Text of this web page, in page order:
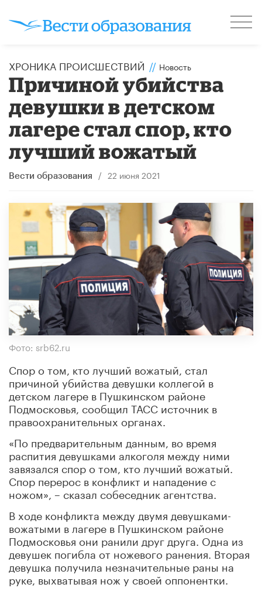
ХРОНИКА ПРОИСШЕСТВИЙ // Новость
Причиной убийства
девушки в детском
лагере стал спор, кто
лучший вожатый
Вести образования / 22 июня 2021
Фото: srb62.ru
Спор о том, кто лучший вожатый, стал
причиной убийства девушки коллегой в
детском лагере в Пушкинском районе
Подмосковья, сообщил ТАСС источник в
правоохранительных органах.
«По предварительным данным, во время
распития девушками алкоголя между ними
завязался спор о том, кто лучший вожатый.
Спор перерос в конфликт и нападение с
ножом», – сказал собеседник агентства.
В ходе конфликта между двумя девушками-
вожатыми в лагере в Пушкинском районе
Подмосковья они ранили друг друга. Одна из
девушек погибла от ножевого ранения. Вторая
девушка получила незначительные раны на
руке, выхватывая нож у своей оппонентки.